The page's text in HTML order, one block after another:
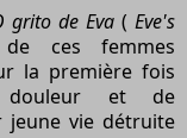
grito de Eva (Eve's
ces femmes
la première fois
et de
jeune vie détruite